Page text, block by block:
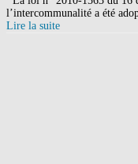
l’intercommunalité a été
Lire la suite